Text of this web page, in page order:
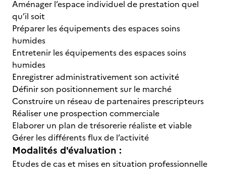
Aménager l’espace individuel de prestation quel
qu’il soit
Préparer les équipements des espaces soins
humides
Entretenir les équipements des espaces soins
humides
Enregistrer administrativement son activité
Définir son positionnement sur le marché
Construire un réseau de partenaires prescripteurs
Réaliser une prospection commerciale
Elaborer un plan de trésorerie réaliste et viable
Gérer les différents flux de l’activité
Modalités d'évaluation :
Etudes de cas et mises en situation professionnelle